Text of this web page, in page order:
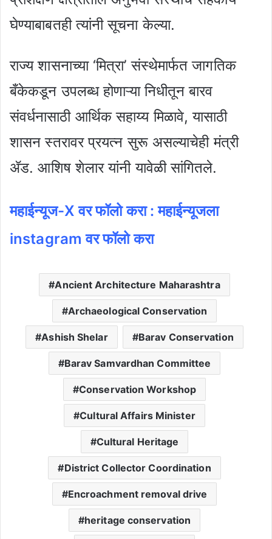
घेण्याबाबतही त्यांनी सूचना केल्या.
राज्य शासनाच्या ‘मित्रा’ संस्थेमार्फत जागतिक
बँकेकडून उपलब्ध होणाऱ्या निधीतून बारव
संवर्धनासाठी आर्थिक सहाय्य मिळावे, यासाठी
शासन स्तरावर प्रयत्न सुरू असल्याचेही मंत्री
ॲड. आशिष शेलार यांनी यावेळी सांगितले.
महाईन्यूज-X वर फॉलो करा : महाईन्यूजला
instagram वर फॉलो करा
Ancient Architecture Maharashtra
Archaeological Conservation
Ashish Shelar Barav Conservation
Barav Samvardhan Committee
Conservation Workshop
Cultural Affairs Minister
Cultural Heritage
District Collector Coordination
Encroachment removal drive
heritage conservation